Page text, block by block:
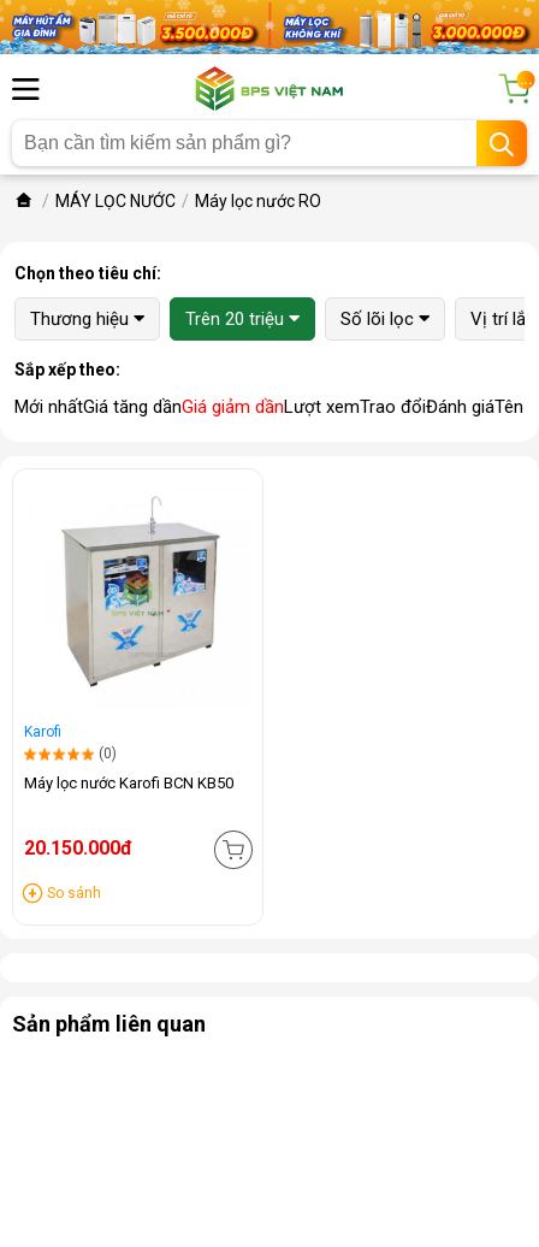
...
MÁY LỌC NƯỚC Máy lọc nước RO
Chọn theo tiêu chí:
Thương hiệu Trên 20 triệu Số lõi lọc Vị trí
Sắp xếp theo:
Mới nhấtGiá tăng dầnGiá giảm dầnLượt xemTrao đổiĐánh giáTên
Karofi
(0)
Máy lọc nước Karofi BCN KB50
20.150.000đ
So sánh
Sản phẩm liên quan